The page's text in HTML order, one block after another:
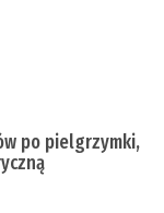
po pielgrzymki,